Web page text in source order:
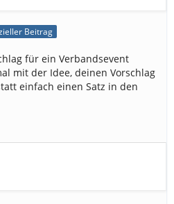
Beitrag
für ein Verbandsevent
mit der Idee, deinen Vorschlag
einfach einen Satz in den